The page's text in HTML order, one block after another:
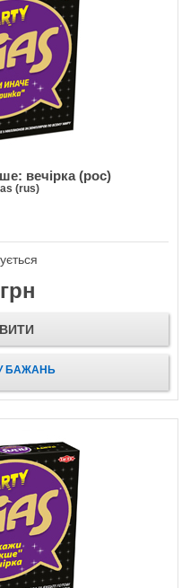
вечірка (рос)
(rus)
БАЖАНЬ